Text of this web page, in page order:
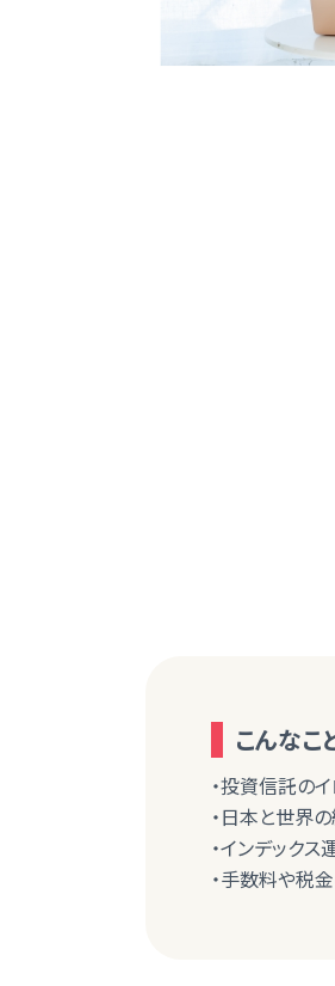
こんなこ
・投資信託の
・日本と世界
・インデック
・手数料や税